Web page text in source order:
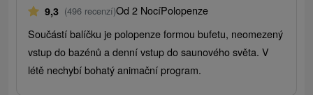
9,3 (496 recenzí)Od 2 NocíPolopenze
Součástí balíčku je polopenze formou bufetu, neomezený
vstup do bazénů a denní vstup do saunového světa. V
létě nechybí bohatý animační program.